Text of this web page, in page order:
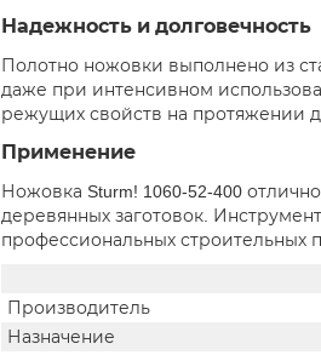
Надежность и долговечность
Полотно ножовки выполнено из
даже при интенсивном
режущих свойств на протяжении
Применение
Ножовка Sturm! 1060-52-400
деревянных заготовок.
профессиональных строительных
Производитель
Назначение